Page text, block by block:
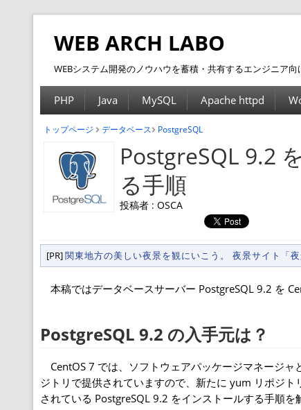
WEB ARCH LABO
WEBシステム開発のノウハウを蓄積・共有するエンジニア向
PHP Java MySQL Apache httpd
トップページ データベース PostgreSQL
PostgreSQL 9.2
る手順
投稿者 : OSCA
[PR]関東地方の美しい夜景を観にいこう。 夜景サイト「
本稿ではデータベースサーバー PostgreSQL 9.2 を
PostgreSQL 9.2 の入手元は？
CentOS 7 では、ソフトウェアパッケージマネージ
ジトリで提供されていますので、新たに yum リポジ
されている PostgreSQL 9.2 をインストールする手順を